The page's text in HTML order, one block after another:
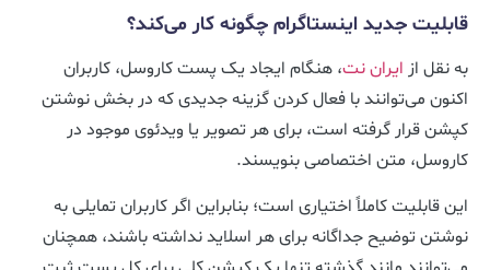
قابلیت جدید اینستاگرام چگونه کار می‌کند؟
به نقل از ایران نت، هنگام ایجاد یک پست کاروسل، کاربران
اکنون می‌توانند با فعال کردن گزینه جدیدی که در بخش نوشتن
کپشن قرار گرفته است، برای هر تصویر یا ویدئوی موجود در
کاروسل، متن اختصاصی بنویسند.
این قابلیت کاملاً اختیاری است؛ بنابراین اگر کاربران تمایلی به
نوشتن توضیح جداگانه برای هر اسلاید نداشته باشند، همچنان